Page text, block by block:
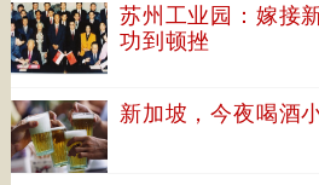
苏州工业园：嫁接
功到顿挫
新加坡，今夜喝酒